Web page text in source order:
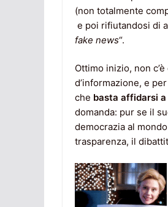
(non totalmente
e poi rifiutandosi di
fake news“.
Ottimo inizio, non
d’informazione, e
che basta affidarsi
domanda: pur se il
democrazia al
trasparenza, il